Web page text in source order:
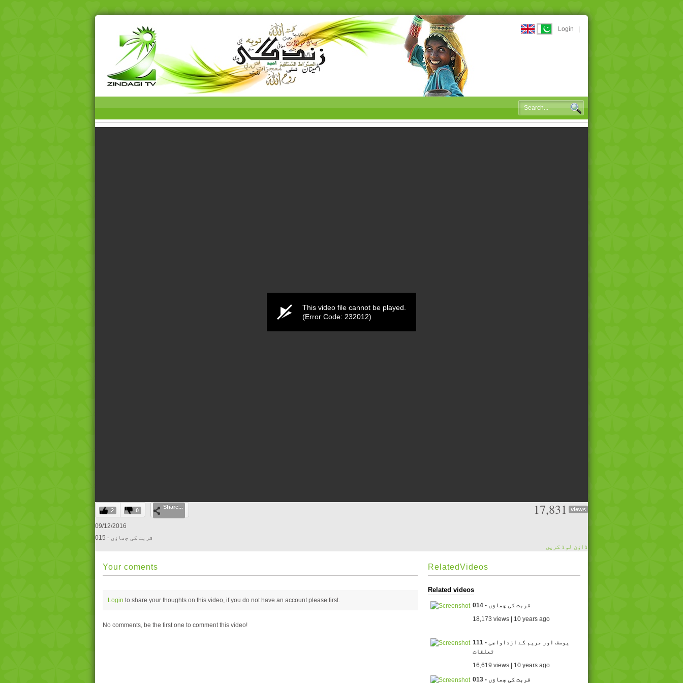
Login
0
seconds
of
0
0%
This video file cannot be played.
(Error Code: 232012)
2 0
Share... 17,831 views
09/12/2016
015 - قربت کی چھاؤں
ڈاؤن لوڈ کریں
Your coments
Login to share your thoughts on this video, if you do not have an account please first.
No comments, be the first one to comment this video!
RelatedVideos
Related videos
014 - قربت کی چھاؤں
18,173 views | 10 years ago
111 - یوسف اور مریم کے ازداواجی
تعلقات
16,619 views | 10 years ago
013 - قربت کی چھاؤں